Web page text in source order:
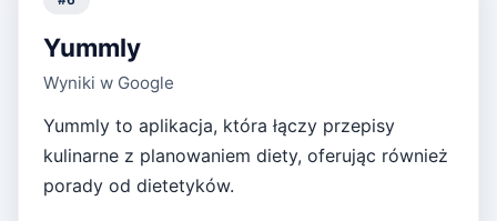
Yummly
Wyniki w Google
Yummly to aplikacja, która łączy przepisy
kulinarne z planowaniem diety, oferując również
porady od dietetyków.